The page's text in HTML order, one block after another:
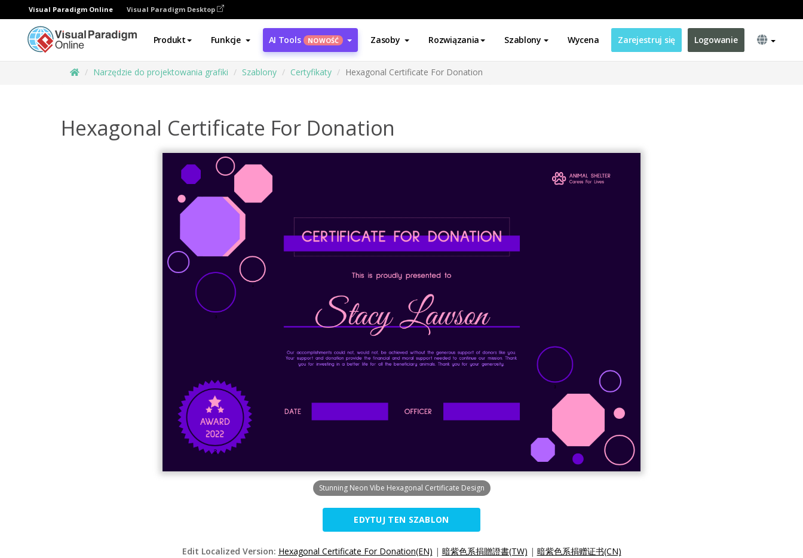
Visual Paradigm Online Visual Paradigm Desktop
Produkt Funkcje AI Tools NOWOŚĆ Zasoby Rozwiązania Szablony Wycena Zarejestruj się Logowanie
Narzędzie do projektowania grafiki Szablony Certyfikaty Hexagonal Certificate For Donation
Hexagonal Certificate For Donation
Stunning Neon Vibe Hexagonal Certificate Design
EDYTUJ TEN SZABLON
Edit Localized Version: Hexagonal Certificate For Donation(EN) | 暗紫色系捐贈證書(TW) | 暗紫色系捐赠证书(CN)